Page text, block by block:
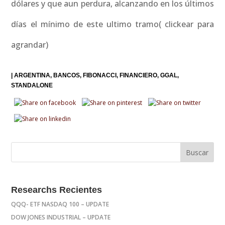
dólares y que aun perdura, alcanzando en los últimos
días el mínimo de este ultimo tramo( clickear para
agrandar)
|ARGENTINA BANCOS FIBONACCI FINANCIERO GGAL
STANDALONE
Researchs Recientes
QQQ- ETF NASDAQ 100 – UPDATE
DOW JONES INDUSTRIAL – UPDATE